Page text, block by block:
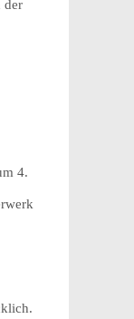
der
4.